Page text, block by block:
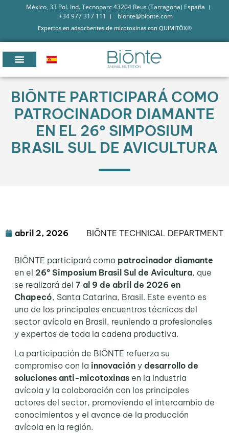
México, 33 Pol. Ind. Tecnoparc 43204 Reus (Tarragona) España
+34 977 317 111
bionte@bionte.com
Expertos en adsorbentes de micotoxinas con QUIMITŌX®
BIŌNTE PARTICIPARÁ COMO
PATROCINADOR DIAMANTE
EN EL 26º SIMPOSIUM
BRASIL SUL DE AVICULTURA
abril 2, 2026 BIŌNTE TECHNICAL DEPARTMENT
BIŌNTE participará como patrocinador diamante
en el 26º Simposium Brasil Sul de Avicultura, que
se realizará del 7 al 9 de abril de 2026 en
Chapecó, Santa Catarina, Brasil. Este evento es
uno de los principales encuentros técnicos del
sector avícola en Brasil, reuniendo a profesionales
y expertos de toda la cadena productiva.
La participación de BIŌNTE refuerza su
compromiso con la innovacióny desarrollo de
soluciones anti-micotoxinasen la industria
avícola y la colaboración con los principales
actores del sector, promoviendo el intercambio de
conocimientos y el avance de la producción
avícola en la región.